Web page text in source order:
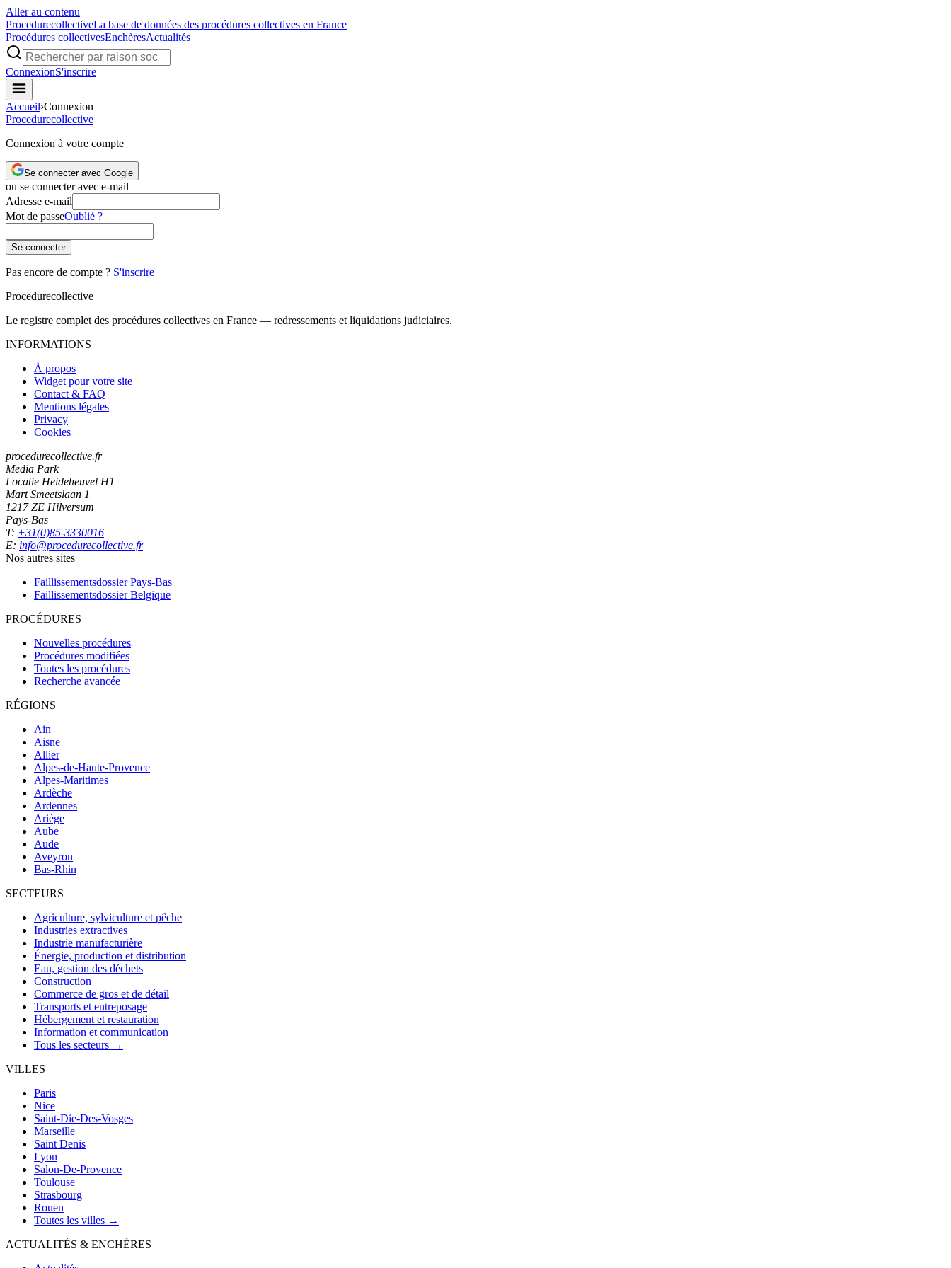
Aller au contenu
ProcedurecollectiveLa base de données des procédures collectives en France
Procédures collectivesEnchèresActualités
ConnexionS'inscrire
Accueil›Connexion
Procedurecollective
Connexion à votre compte
Se connecter avec Google
ou se connecter avec e-mail
Adresse e-mail
Mot de passeOublié ?
Se connecter
Pas encore de compte ? S'inscrire
Procedurecollective
Le registre complet des procédures collectives en France — redressements et liquidations judiciaires.
INFORMATIONS
À propos
Widget pour votre site
Contact & FAQ
Mentions légales
Privacy
Cookies
procedurecollective.fr
Media Park
Locatie Heideheuvel H1
Mart Smeetslaan 1
1217 ZE Hilversum
Pays-Bas
T: +31(0)85-3330016
E: info@procedurecollective.fr
Nos autres sites
Faillissementsdossier Pays-Bas
Faillissementsdossier Belgique
PROCÉDURES
Nouvelles procédures
Procédures modifiées
Toutes les procédures
Recherche avancée
RÉGIONS
Ain
Aisne
Allier
Alpes-de-Haute-Provence
Alpes-Maritimes
Ardèche
Ardennes
Ariège
Aube
Aude
Aveyron
Bas-Rhin
SECTEURS
Agriculture, sylviculture et pêche
Industries extractives
Industrie manufacturière
Énergie, production et distribution
Eau, gestion des déchets
Construction
Commerce de gros et de détail
Transports et entreposage
Hébergement et restauration
Information et communication
Tous les secteurs →
VILLES
Paris
Nice
Saint-Die-Des-Vosges
Marseille
Saint Denis
Lyon
Salon-De-Provence
Toulouse
Strasbourg
Rouen
Toutes les villes →
ACTUALITÉS & ENCHÈRES